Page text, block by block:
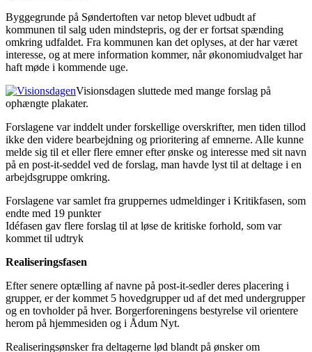
Byggegrunde på Søndertoften var netop blevet udbudt af
kommunen til salg uden mindstepris, og der er fortsat spænding
omkring udfaldet. Fra kommunen kan det oplyses, at der har været
interesse, og at mere information kommer, når økonomiudvalget har
haft møde i kommende uge.
Visionsdagen sluttede med mange forslag på
ophængte plakater.
Forslagene var inddelt under forskellige overskrifter, men tiden tillod
ikke den videre bearbejdning og prioritering af emnerne. Alle kunne
melde sig til et eller flere emner efter ønske og interesse med sit navn
på en post-it-seddel ved de forslag, man havde lyst til at deltage i en
arbejdsgruppe omkring.
Forslagene var samlet fra gruppernes udmeldinger i Kritikfasen, som
endte med 19 punkter
Idéfasen gav flere forslag til at løse de kritiske forhold, som var
kommet til udtryk
Realiseringsfasen
Efter senere optælling af navne på post-it-sedler deres placering i
grupper, er der kommet 5 hovedgrupper ud af det med undergrupper
og en tovholder på hver. Borgerforeningens bestyrelse vil orientere
herom på hjemmesiden og i Ådum Nyt.
Realiseringsønsker fra deltagerne lød blandt på ønsker om